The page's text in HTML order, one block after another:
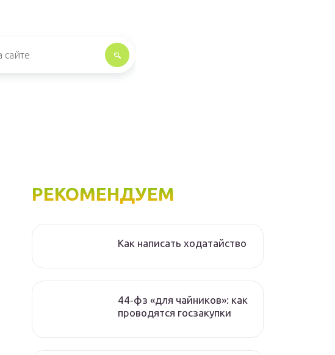
РЕКОМЕНДУЕМ
Как написать ходатайство
44‑фз «для чайников»: как
проводятся госзакупки